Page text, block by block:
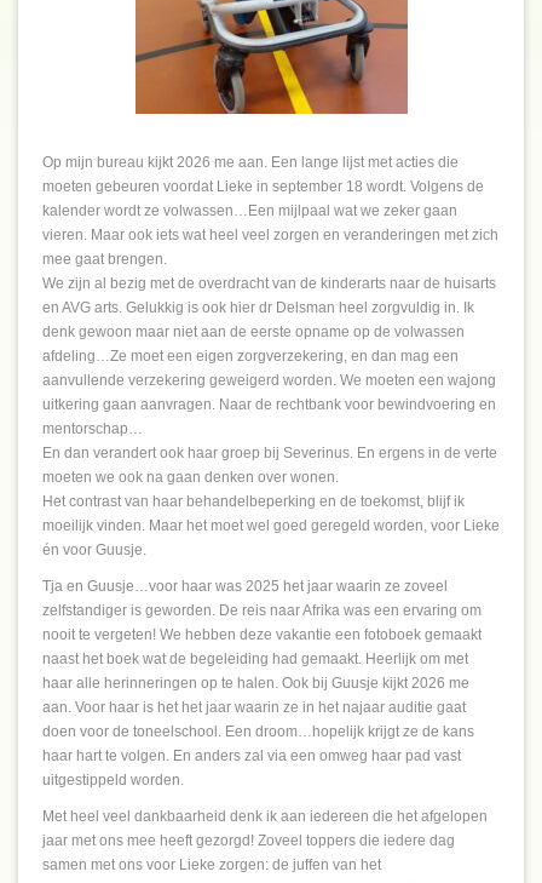
Op mijn bureau kijkt 2026 me aan. Een lange lijst met acties die
moeten gebeuren voordat Lieke in september 18 wordt. Volgens de
kalender wordt ze volwassen…Een mijlpaal wat we zeker gaan
vieren. Maar ook iets wat heel veel zorgen en veranderingen met zich
mee gaat brengen.
We zijn al bezig met de overdracht van de kinderarts naar de huisarts
en AVG arts. Gelukkig is ook hier dr Delsman heel zorgvuldig in. Ik
denk gewoon maar niet aan de eerste opname op de volwassen
afdeling…Ze moet een eigen zorgverzekering, en dan mag een
aanvullende verzekering geweigerd worden. We moeten een wajong
uitkering gaan aanvragen. Naar de rechtbank voor bewindvoering en
mentorschap…
En dan verandert ook haar groep bij Severinus. En ergens in de verte
moeten we ook na gaan denken over wonen.
Het contrast van haar behandelbeperking en de toekomst, blijf ik
moeilijk vinden. Maar het moet wel goed geregeld worden, voor Lieke
én voor Guusje.
Tja en Guusje…voor haar was 2025 het jaar waarin ze zoveel
zelfstandiger is geworden. De reis naar Afrika was een ervaring om
nooit te vergeten! We hebben deze vakantie een fotoboek gemaakt
naast het boek wat de begeleiding had gemaakt. Heerlijk om met
haar alle herinneringen op te halen. Ook bij Guusje kijkt 2026 me
aan. Voor haar is het het jaar waarin ze in het najaar auditie gaat
doen voor de toneelschool. Een droom…hopelijk krijgt ze de kans
haar hart te volgen. En anders zal via een omweg haar pad vast
uitgestippeld worden.
Met heel veel dankbaarheid denk ik aan iedereen die het afgelopen
jaar met ons mee heeft gezorgd! Zoveel toppers die iedere dag
samen met ons voor Lieke zorgen: de juffen van het